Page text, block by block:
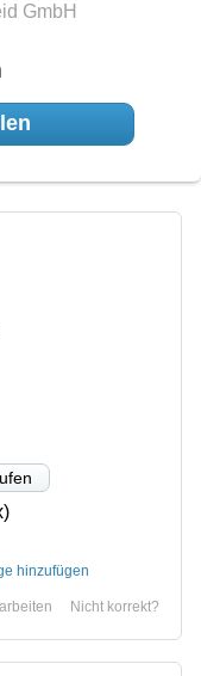
GmbH
hinzufügen
Nicht korrekt?